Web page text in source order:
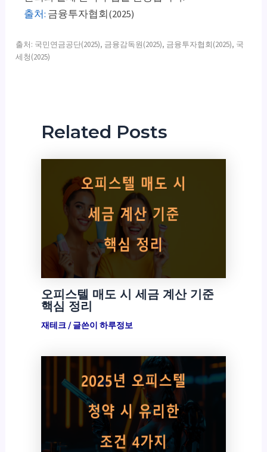
출처: 금융투자협회(2025)
출처: 국민연금공단(2025), 금융감독원(2025), 금융투자협회(2025), 국
세청(2025)
Related Posts
오피스텔 매도 시 세금 계산 기준
핵심 정리
재테크/ 글쓴이 하루정보